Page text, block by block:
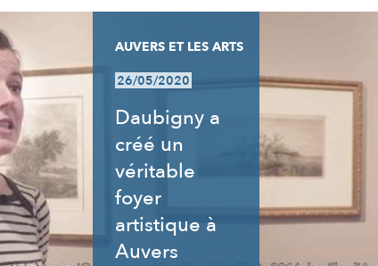
AUVERS ET LES ARTS
26/05/2020
Daubigny a
créé un
véritable
foyer
artistique à
Auvers